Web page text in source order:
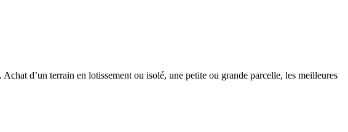
d’un terrain en lotissement ou isolé, une petite ou grande parcelle, les meilleures